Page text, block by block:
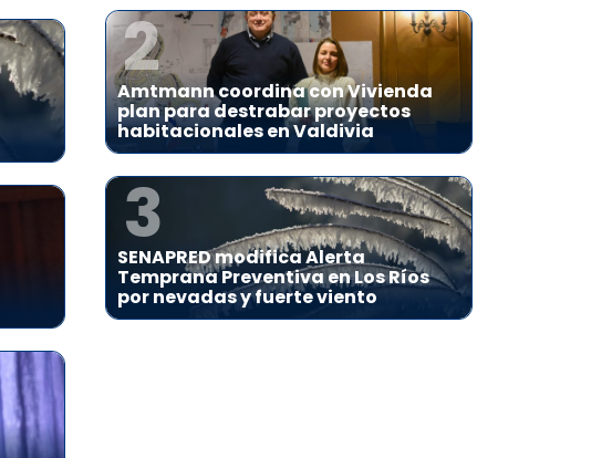
2
Amtmann coordina con Vivienda
plan para destrabar proyectos
habitacionales en Valdivia
3
SENAPRED modifica Alerta
Temprana Preventiva en Los Ríos
por nevadas y fuerte viento